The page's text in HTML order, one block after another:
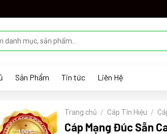
Sản Phẩm Tin tức Liên Hệ
Trang chủ / Cáp Tín Hiệu /
Cáp Mạng Đúc Sẵn